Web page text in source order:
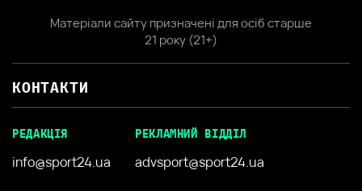
Матеріали сайту призначені для осіб старше
21 року (21+)
КОНТАКТИ
РЕДАКЦІЯ
info@sport24.ua
РЕКЛАМНИЙ ВІДДІЛ
advsport@sport24.ua